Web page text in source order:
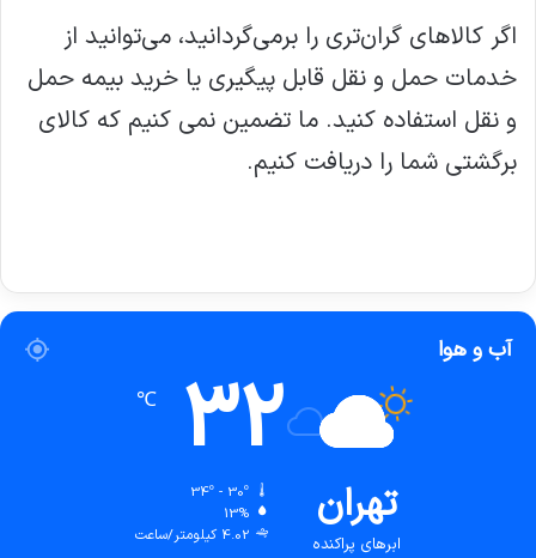
اگر کالاهای گران‌تری را برمی‌گردانید، می‌توانید از
خدمات حمل و نقل قابل پیگیری یا خرید بیمه حمل
و نقل استفاده کنید. ما تضمین نمی کنیم که کالای
برگشتی شما را دریافت کنیم.
آب و هوا
تهران
ابرهای پراکنده
32
℃
34º - 30º
13%
4.02 کیلومتر/ساعت